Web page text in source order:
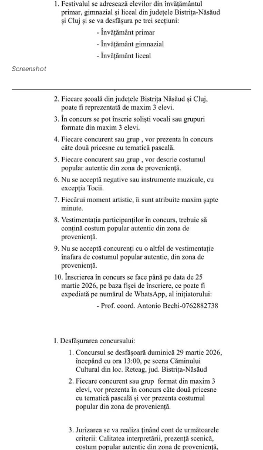
Screenshot